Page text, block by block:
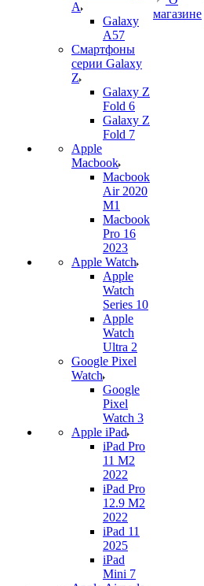
A
Galaxy
A57
Смартфоны
серии Galaxy
Z
Galaxy Z
Fold 6
Galaxy Z
Fold 7
Apple
Macbook
Macbook
Air 2020
M1
Macbook
Pro 16
2023
Apple Watch
Apple
Watch
Series 10
Apple
Watch
Ultra 2
Google Pixel
Watch
Google
Pixel
Watch 3
Apple iPad
iPad Pro
11 M2
2022
iPad Pro
12.9 M2
2022
iPad 11
2025
iPad
Mini 7
магазине